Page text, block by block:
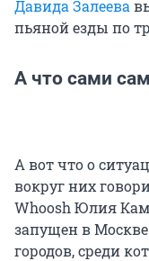
Давида Залеева
пьяной езды по
А что сами
А вот что о
вокруг них
Whoosh Юлия
запущен в Москве
городов, среди